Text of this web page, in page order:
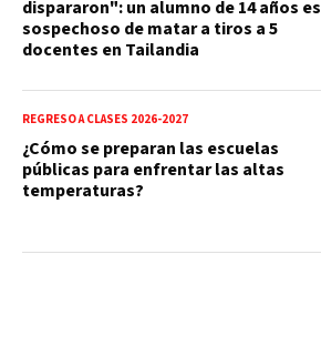
dispararon": un alumno de 14 años es
sospechoso de matar a tiros a 5
docentes en Tailandia
REGRESO A CLASES 2026-2027
¿Cómo se preparan las escuelas
públicas para enfrentar las altas
temperaturas?